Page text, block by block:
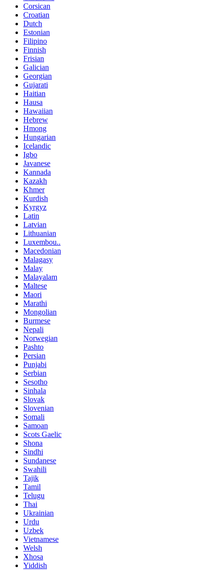
Corsican
Croatian
Dutch
Estonian
Filipino
Finnish
Frisian
Galician
Georgian
Gujarati
Haitian
Hausa
Hawaiian
Hebrew
Hmong
Hungarian
Icelandic
Igbo
Javanese
Kannada
Kazakh
Khmer
Kurdish
Kyrgyz
Latin
Latvian
Lithuanian
Luxembou..
Macedonian
Malagasy
Malay
Malayalam
Maltese
Maori
Marathi
Mongolian
Burmese
Nepali
Norwegian
Pashto
Persian
Punjabi
Serbian
Sesotho
Sinhala
Slovak
Slovenian
Somali
Samoan
Scots Gaelic
Shona
Sindhi
Sundanese
Swahili
Tajik
Tamil
Telugu
Thai
Ukrainian
Urdu
Uzbek
Vietnamese
Welsh
Xhosa
Yiddish